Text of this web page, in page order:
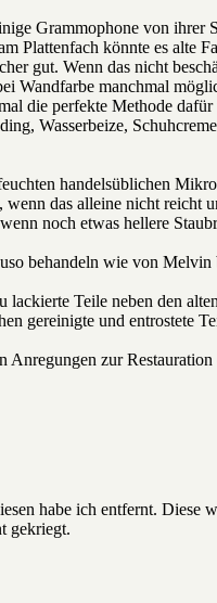
Grammophone von
Plattenfach könnte es alte
gut. Wenn das nicht
Wandfarbe manchmal
die perfekte Methode
Wasserbeize,
handelsüblichen
das alleine nicht reicht
noch etwas hellere
behandeln wie von Melvin
Teile neben den
gereinigte und entrostete
Anregungen zur
habe ich entfernt.
gekriegt.